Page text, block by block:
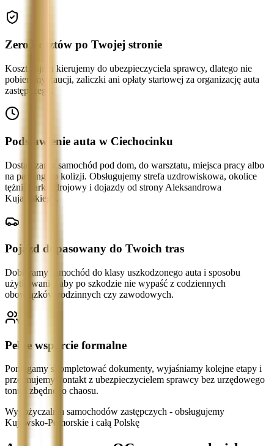
Zero kosztów po Twojej stronie
Koszt najmu kierujemy do ubezpieczyciela sprawcy, dlatego nie
pobieramy kaucji, zaliczki ani opłaty startowej za organizację auta
zastępczego.
Podstawienie auta w Ciechocinku
Dostarczamy samochód pod dom, do warsztatu, miejsca pracy albo
na parking po kolizji. Obsługujemy strefa uzdrowiskowa, okolice
tężni, Park Zdrojowy i dojazdy od strony Aleksandrowa
Kujawskiego.
Pojazd dopasowany do Twoich tras
Dobieramy samochód do klasy uszkodzonego auta i sposobu
użytkowania, aby po szkodzie nie wypaść z codziennych
obowiązków rodzinnych czy zawodowych.
Pełne wsparcie formalne
Pomagamy skompletować dokumenty, wyjaśniamy kolejne etapy i
przejmujemy kontakt z ubezpieczycielem sprawcy bez urzędowego
tonu i zbędnego chaosu.
Wypożyczalnia samochodów zastępczych - obsługujemy
Kujawsko-Pomorskie i całą Polskę